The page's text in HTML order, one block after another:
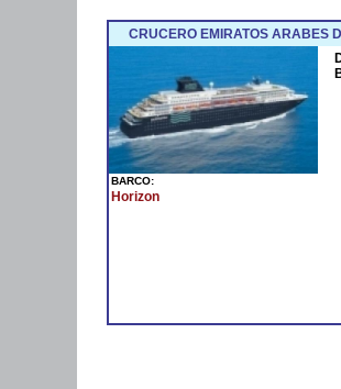
CRUCERO EMIRATOS ARABES
BARCO:
Horizon